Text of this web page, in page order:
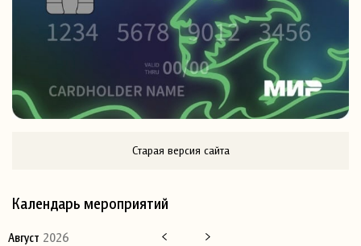
Старая версия сайта
Календарь мероприятий
Август 2026